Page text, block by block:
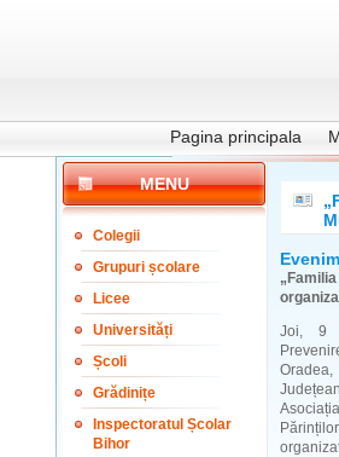
Pagina principala
MENU
Colegii
Grupuri școlare
Licee
Universități
Școli
Grădinițe
Inspectoratul Școlar
Bihor
Joi, 9